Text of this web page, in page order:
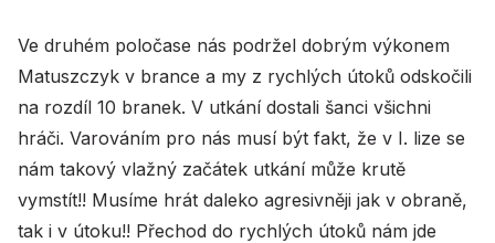
Ve druhém poločase nás podržel dobrým výkonem
Matuszczyk v brance a my z rychlých útoků odskočili
na rozdíl 10 branek. V utkání dostali šanci všichni
hráči. Varováním pro nás musí být fakt, že v I. lize se
nám takový vlažný začátek utkání může krutě
vymstít!! Musíme hrát daleko agresivněji jak v obraně,
tak i v útoku!! Přechod do rychlých útoků nám jde